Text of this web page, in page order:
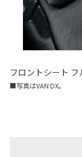
フロントシート フ
■写真はVAN DX。